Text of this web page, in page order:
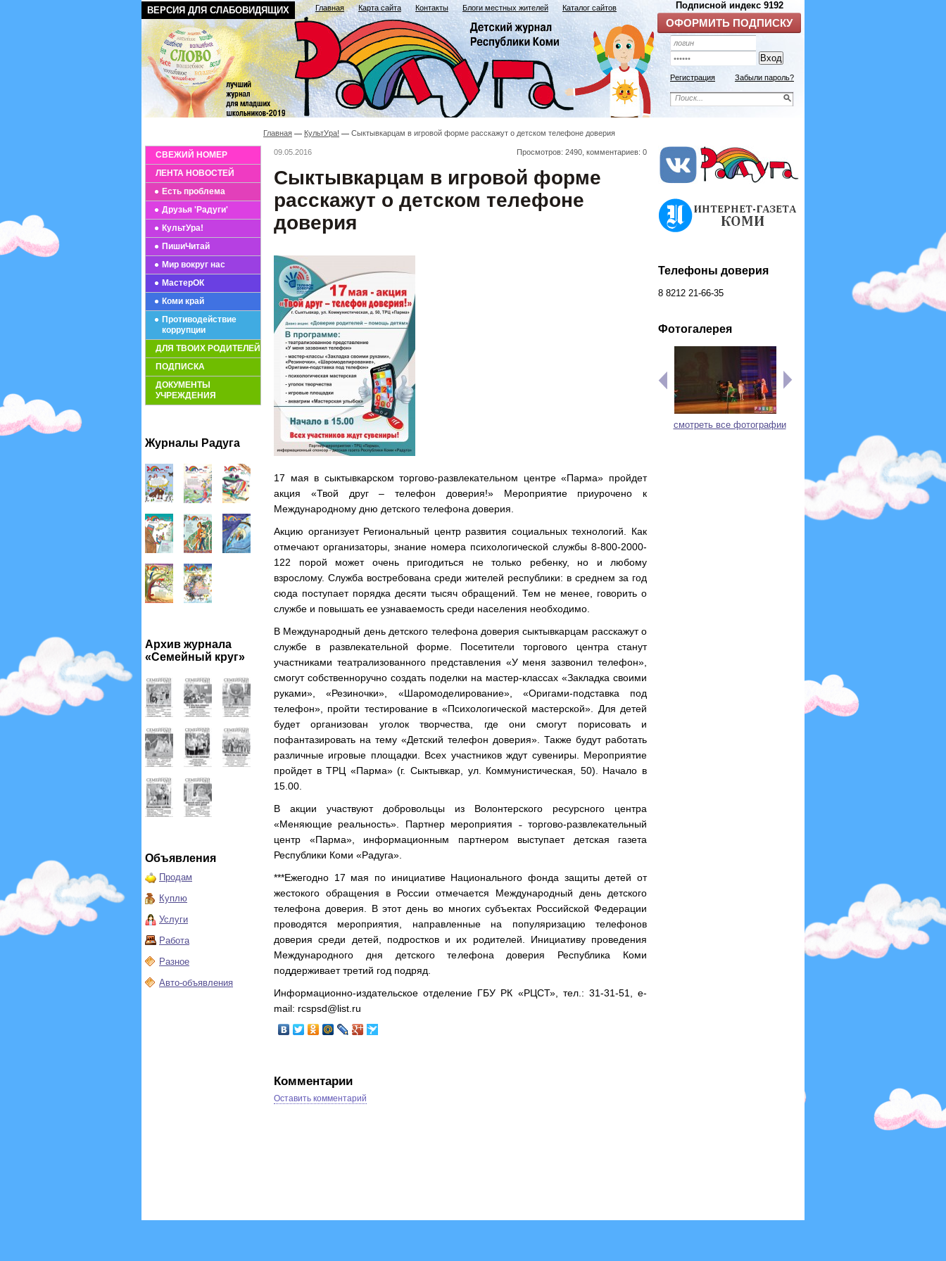
Подписной индекс 9192
ОФОРМИТЬ ПОДПИСКУ
ВЕРСИЯ ДЛЯ СЛАБОВИДЯЩИХ Главная Карта сайта Контакты Блоги местных жителей Каталог сайтов
Регистрация Забыли пароль?
СВЕЖИЙ НОМЕР
ЛЕНТА НОВОСТЕЙ
Есть проблема
Друзья 'Радуги'
КультУра!
ПишиЧитай
Мир вокруг нас
МастерОК
Коми край
Противодействие
коррупции
ДЛЯ ТВОИХ РОДИТЕЛЕЙ
ПОДПИСКА
ДОКУМЕНТЫ
УЧРЕЖДЕНИЯ
Журналы Радуга
Архив журнала
«Семейный круг»
Объявления
Продам
Куплю
Услуги
Работа
Разное
Авто-объявления
Главная КультУра! Сыктывкарцам в игровой форме расскажут о детском телефоне доверия
09.05.2016 Просмотров: 2490, комментариев: 0
Сыктывкарцам в игровой форме
расскажут о детском телефоне
доверия
17 мая в сыктывкарском торгово-развлекательном центре «Парма» пройдет
акция «Твой друг – телефон доверия!» Мероприятие приурочено к
Международному дню детского телефона доверия.
Акцию организует Региональный центр развития социальных технологий. Как
отмечают организаторы, знание номера психологической службы 8-800-2000-
122 порой может очень пригодиться не только ребенку, но и любому
взрослому. Служба востребована среди жителей республики: в среднем за год
сюда поступает порядка десяти тысяч обращений. Тем не менее, говорить о
службе и повышать ее узнаваемость среди населения необходимо.
В Международный день детского телефона доверия сыктывкарцам расскажут о
службе в развлекательной форме. Посетители торгового центра станут
участниками театрализованного представления «У меня зазвонил телефон»,
смогут собственноручно создать поделки на мастер-классах «Закладка своими
руками», «Резиночки», «Шаромоделирование», «Оригами-подставка под
телефон», пройти тестирование в «Психологической мастерской». Для детей
будет организован уголок творчества, где они смогут порисовать и
пофантазировать на тему «Детский телефон доверия». Также будут работать
различные игровые площадки. Всех участников ждут сувениры. Мероприятие
пройдет в ТРЦ «Парма» (г. Сыктывкар, ул. Коммунистическая, 50). Начало в
15.00.
В акции участвуют добровольцы из Волонтерского ресурсного центра
«Меняющие реальность». Партнер мероприятия ˗ торгово-развлекательный
центр «Парма», информационным партнером выступает детская газета
Республики Коми «Радуга».
***Ежегодно 17 мая по инициативе Национального фонда защиты детей от
жестокого обращения в России отмечается Международный день детского
телефона доверия. В этот день во многих субъектах Российской Федерации
проводятся мероприятия, направленные на популяризацию телефонов
доверия среди детей, подростков и их родителей. Инициативу проведения
Международного дня детского телефона доверия Республика Коми
поддерживает третий год подряд.
Информационно-издательское отделение ГБУ РК «РЦСТ», тел.: 31-31-51, e-
mail: rcspsd@list.ru
Комментарии
Оставить комментарий
Телефоны доверия
8 8212 21-66-35
Фотогалерея
смотреть все фотографии